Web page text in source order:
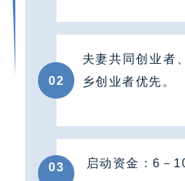
02
夫妻共同创业者
乡创业者优先。
03 启动资金：6－